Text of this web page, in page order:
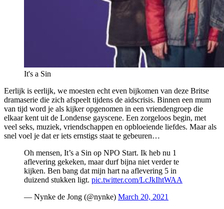
It's a Sin
Eerlijk is eerlijk, we moesten echt even bijkomen van deze Britse
dramaserie die zich afspeelt tijdens de aidscrisis. Binnen een mum
van tijd word je als kijker opgenomen in een vriendengroep die
elkaar kent uit de Londense gayscene. Een zorgeloos begin, met
veel seks, muziek, vriendschappen en opbloeiende liefdes. Maar als
snel voel je dat er iets ernstigs staat te gebeuren…
Oh mensen, It’s a Sin op NPO Start. Ik heb nu 1
aflevering gekeken, maar durf bijna niet verder te
kijken. Ben bang dat mijn hart na aflevering 5 in
duizend stukken ligt. pic.twitter.com/LcJkIhtWAA
— Nynke de Jong (@nynke) March 20, 2021